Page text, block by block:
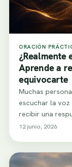
ORACIÓN
¿Realmente
Aprende a
equivocarte
Muchas
escuchar la voz
recibir una
12 junio, 2026